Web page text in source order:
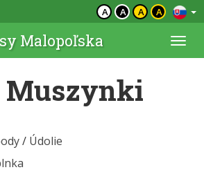
A A A A
Malopoľska
Muszynki
/ Údolie